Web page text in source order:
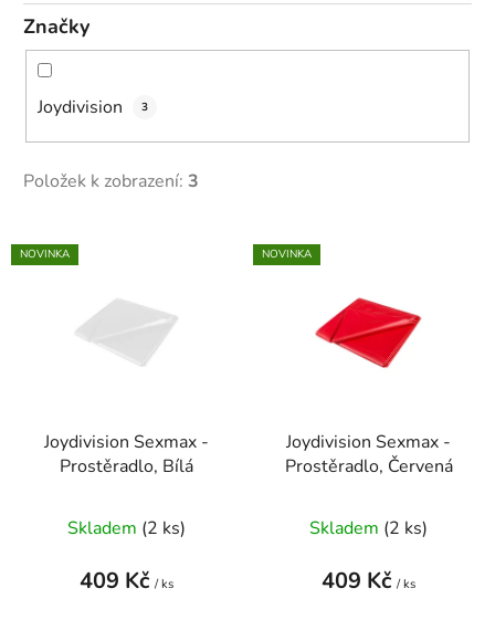
Značky
Joydivision 3
Položek k zobrazení: 3
V
ý
NOVINKA
Joydivision Sexmax -
Prostěradlo, Bílá
Skladem (2 ks)
409 Kč / ks
NOVINKA
Joydivision Sexmax -
Prostěradlo, Červená
Skladem (2 ks)
409 Kč / ks